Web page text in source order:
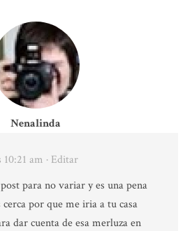
Nenalinda
am · Editar
para no variar y es una pena
por que me iria a tu casa
dar cuenta de esa merluza en